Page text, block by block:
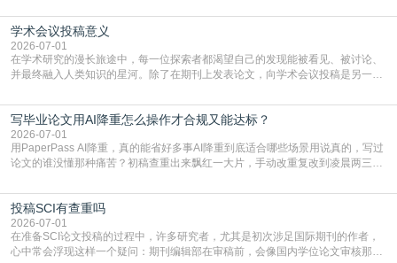
质量，更能在此过程中深化对学术写作的理解。如何系统、高效地打磨自己的论
文，使其在语言和学术表达上更符合国际期刊的要求，是每位研究者值得投入学
习的技能。本篇AEIC学术交流中心小编就为大家介
学术会议投稿意义
2026-07-01
在学术研究的漫长旅途中，每一位探索者都渴望自己的发现能被看见、被讨论、
并最终融入人类知识的星河。除了在期刊上发表论文，向学术会议投稿是另一个
广阔学术天地的大门，连接着个体研究与社会网络。本篇AEIC学术交流中心小编
就为大家介绍“学术会议投稿意义”。一、加速研究成果的传播与反馈学术会议通
常具有周期短、时效性强的特点。相比期刊漫长的
写毕业论文用AI降重怎么操作才合规又能达标？
2026-07-01
用PaperPass AI降重，真的能省好多事AI降重到底适合哪些场景用说真的，写过
论文的谁没懂那种痛苦？初稿查重出来飘红一大片，手动改重复改到凌晨两三
到秃头。这时候靠谱的AI降重真的就是救命稻草，选对工具，半天就能搞定你两
三天都做不完的事。不是所有人都需要用AI降重，但如果你符合下面这些场景，
真的可以试试：初稿写完重复率远超要
投稿SCI有查重吗
2026-07-01
在准备SCI论文投稿的过程中，许多研究者，尤其是初次涉足国际期刊的作者，
心中常会浮现这样一个疑问：期刊编辑部在审稿前，会像国内学位论文审核那